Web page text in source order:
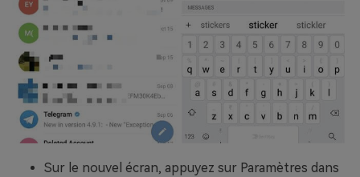
Sur le nouvel écran, appuyez sur Paramètres dans